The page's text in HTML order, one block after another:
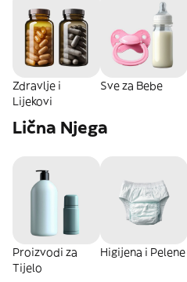
Zdravlje i
Lijekovi
Sve za Bebe
Lična Njega
Proizvodi za
Tijelo
Higijena i Pelene